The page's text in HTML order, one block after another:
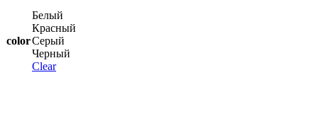
color
Белый
Красный
Серый
Черный
Clear